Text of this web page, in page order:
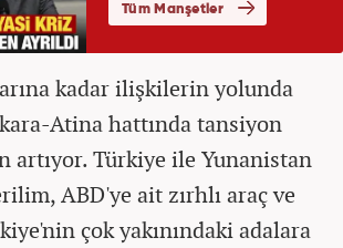
kadar ilişkilerin yolunda
Atina hattında tansiyon
artıyor. Türkiye ile Yunanistan
ABD'ye ait zırhlı araç ve
çok yakınındaki adalara